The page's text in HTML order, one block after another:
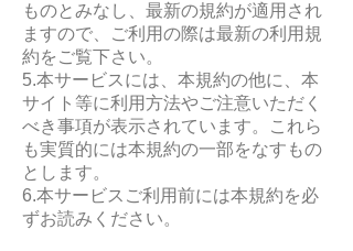
ものとみなし、最新の規約が適用され
ますので、ご利用の際は最新の利用規
約をご覧下さい。
5.本サービスには、本規約の他に、本
サイト等に利用方法やご注意いただく
べき事項が表示されています。これら
も実質的には本規約の一部をなすもの
とします。
6.本サービスご利用前には本規約を必
ずお読みください。